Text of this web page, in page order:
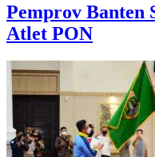
Pemprov Banten
Atlet PON